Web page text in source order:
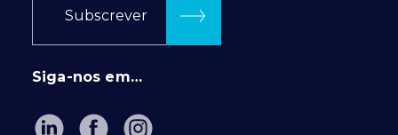
Subscrever
Siga-nos em…